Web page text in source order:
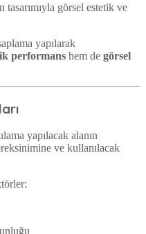
tasarımıyla görsel estetik ve
yapılarak
performans hem de görsel
yapılacak alanın
ve kullanılacak